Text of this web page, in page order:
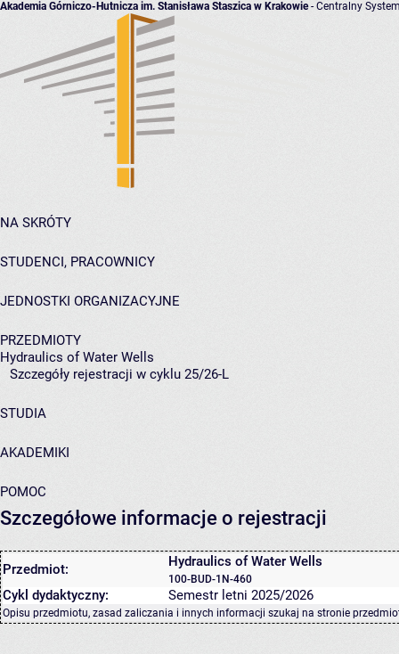
Akademia Górniczo-Hutnicza im. Stanisława Staszica w Krakowie- Centralny
NA SKRÓTY
STUDENCI, PRACOWNICY
JEDNOSTKI ORGANIZACYJNE
PRZEDMIOTY
Hydraulics of Water Wells
Szczegóły rejestracji w cyklu 25/26-L
STUDIA
AKADEMIKI
POMOC
Szczegółowe informacje o rejestracji
Przedmiot: Hydraulics of Water Wells
100-BUD-1N-460
Cykl dydaktyczny: Semestr letni 2025/2026
Opisu przedmiotu, zasad zaliczania i innych informacji szukaj na stronie